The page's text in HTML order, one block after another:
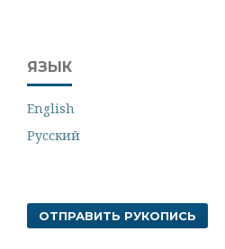
ЯЗЫК
English
Русский
ОТПРАВИТЬ РУКОПИСЬ